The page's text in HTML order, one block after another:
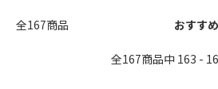
全167商品 おすす
全167商品中 163 -